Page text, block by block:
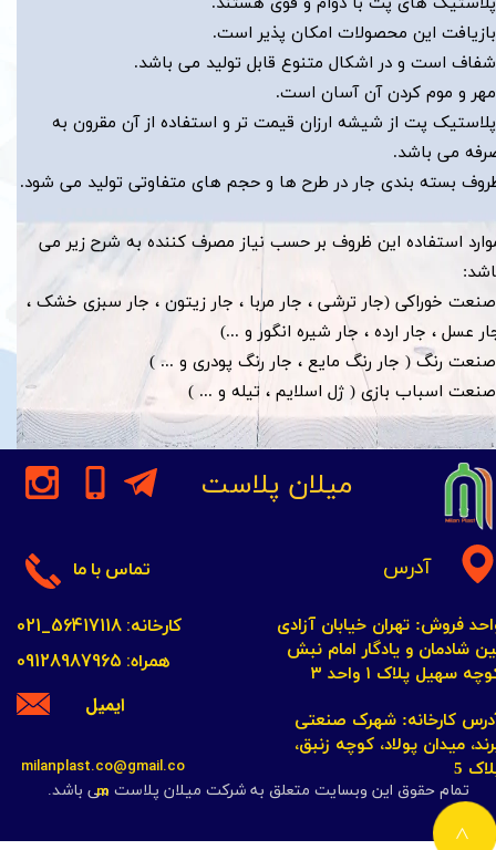
این محصولات امکان پذیر است.
است و در اشکال متنوع قابل تولید می باشد.
و موم کردن آن آسان است.
پت از شیشه ارزان قیمت تر و استفاده از آن مقرون به
می باشد.
بسته بندی جار در طرح ها و حجم های متفاوتی تولید می شود.
استفاده این ظروف بر حسب نیاز مصرف کننده به شرح زیر می
خوراکی (جار ترشی ، جار مربا ، جار زیتون ، جار سبزی خشک ،
عسل ، جار ارده ، جار شیره انگور و ...)
رنگ ( جار رنگ مایع ، جار رنگ پودری و ... )
اسباب بازی ( ژل اسلایم ، تیله و ... )​​​​​​​
تمام حقوق این وبسایت متعلق به شرکت میلان پلاست می باشد.
تماس با ما
میلان پلاست
کارخانه: 56417118_021
همراه: 09128987965
آدرس
فروش: تهران خیابان آزادی
شادمان و یادگار امام نبش
سهیل پلاک ۱ واحد ۳​​​​​​​
کارخانه: شهرک صنعتی
میدان پولاد، کوچه زنبق،
5
ایمیل
milanplast.co@gmail.co
m
>